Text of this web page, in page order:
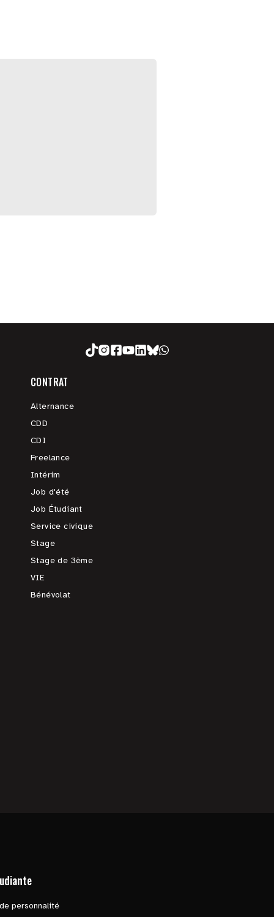
CONTRAT
Alternance
CDD
CDI
Freelance
Intérim
Job d'été
Job Étudiant
Service civique
Stage
Stage de 3ème
VIE
Bénévolat
personnalité